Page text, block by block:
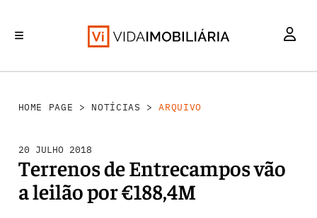
HOME PAGE > NOTÍCIAS >ARQUIVO
20 JULHO 2018
Terrenos de Entrecampos vão
a leilão por €188,4M